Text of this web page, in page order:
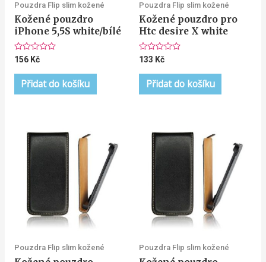
Pouzdra Flip slim kožené
Kožené pouzdro
iPhone 5,5S white/bílé
Hodnocení
z
156 Kč
Přidat do košíku
Pouzdra Flip slim kožené
Kožené pouzdro pro
Htc desire X white
Hodnocení
z
133 Kč
Přidat do košíku
Pouzdra Flip slim kožené Pouzdra Flip slim kožené